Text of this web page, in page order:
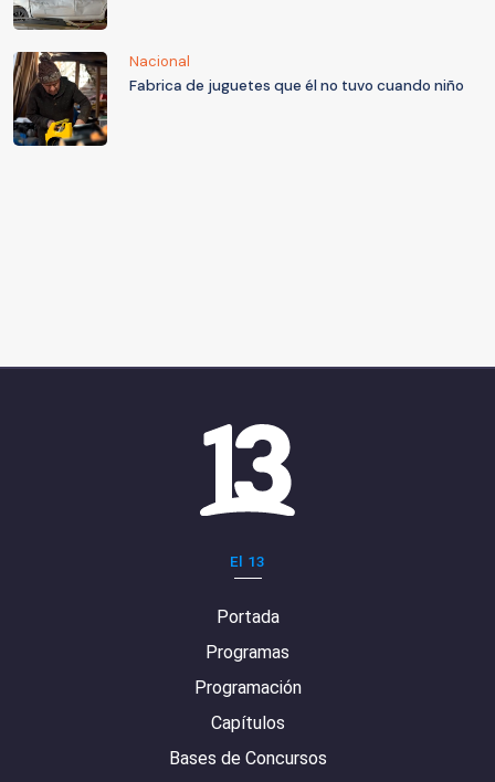
Nacional
Fabrica de juguetes que él no tuvo cuando niño
El 13
Portada
Programas
Programación
Capítulos
Bases de Concursos